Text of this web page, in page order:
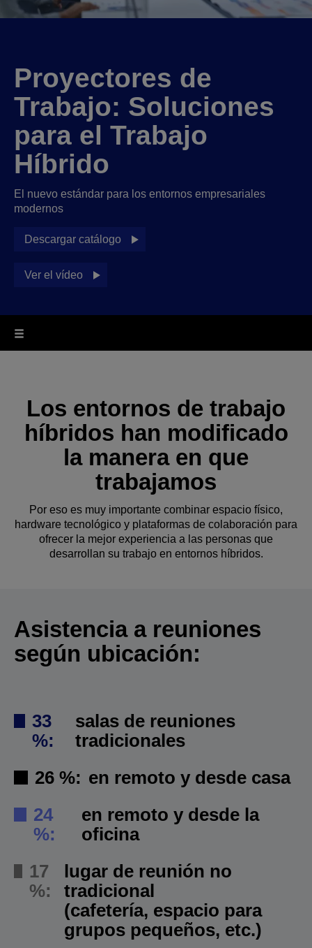
Proyectores de
Trabajo: Soluciones
para el Trabajo
Híbrido
El nuevo estándar para los entornos empresariales
modernos
Descargar catálogo
Ver el vídeo
Los entornos de trabajo
híbridos han modificado
la manera en que
trabajamos
Por eso es muy importante combinar espacio físico,
hardware tecnológico y plataformas de colaboración para
ofrecer la mejor experiencia a las personas que
desarrollan su trabajo en entornos híbridos.
Asistencia a reuniones
según ubicación:
33
%:
salas de reuniones
tradicionales
26 %: en remoto y desde casa
24
%:
en remoto y desde la
oficina
17
%:
lugar de reunión no
tradicional
(cafetería, espacio para
grupos pequeños, etc.)